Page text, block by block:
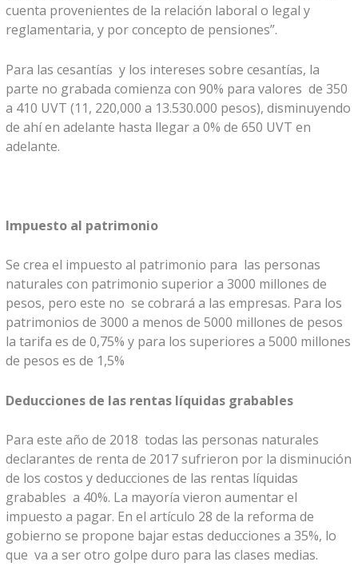
cuenta provenientes de la relación laboral o legal y
reglamentaria, y por concepto de pensiones”.
Para las cesantías y los intereses sobre cesantías, la
parte no grabada comienza con 90% para valores de 350
a 410 UVT (11, 220,000 a 13.530.000 pesos), disminuyendo
de ahí en adelante hasta llegar a 0% de 650 UVT en
adelante.
Impuesto al patrimonio
Se crea el impuesto al patrimonio para las personas
naturales con patrimonio superior a 3000 millones de
pesos, pero este no se cobrará a las empresas. Para los
patrimonios de 3000 a menos de 5000 millones de pesos
la tarifa es de 0,75% y para los superiores a 5000 millones
de pesos es de 1,5%
Deducciones de las rentas líquidas grabables
Para este año de 2018 todas las personas naturales
declarantes de renta de 2017 sufrieron por la disminución
de los costos y deducciones de las rentas líquidas
grabables a 40%. La mayoría vieron aumentar el
impuesto a pagar. En el artículo 28 de la reforma de
gobierno se propone bajar estas deducciones a 35%, lo
que va a ser otro golpe duro para las clases medias.